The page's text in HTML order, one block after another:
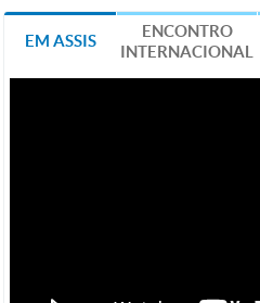
EM ASSIS
ENCONTRO
INTERNACIONAL